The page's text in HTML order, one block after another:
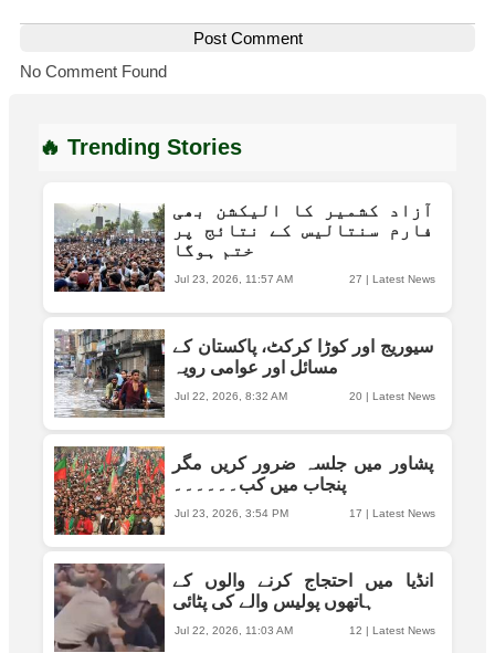
Post Comment
No Comment Found
🔥 Trending Stories
آزاد کشمیر کا الیکشن بھی
فارم سنتالیس کے نتائج پر
ختم ہوگا
27 | Latest News
Jul 23, 2026, 11:57 AM
سیوریج اور کوڑا کرکٹ، پاکستان کے
مسائل اور عوامی رویہ
20 | Latest News
Jul 22, 2026, 8:32 AM
پشاور میں جلسہ ضرور کریں مگر
پنجاب میں کب۔۔۔۔۔۔
17 | Latest News
Jul 23, 2026, 3:54 PM
انڈیا میں احتجاج کرنے والوں کے
ہاتھوں پولیس والے کی پٹائی
12 | Latest News
Jul 22, 2026, 11:03 AM